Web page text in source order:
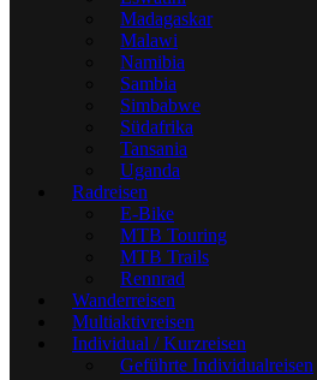
Madagaskar
Malawi
Namibia
Sambia
Simbabwe
Südafrika
Tansania
Uganda
Radreisen
E-Bike
MTB Touring
MTB Trails
Rennrad
Wanderreisen
Multiaktivreisen
Individual / Kurzreisen
Geführte Individualreisen